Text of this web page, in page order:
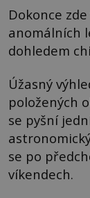
Dokonce
anomálních
dohledem
Úžasný
položených
se pyšní
se po
víkendech.